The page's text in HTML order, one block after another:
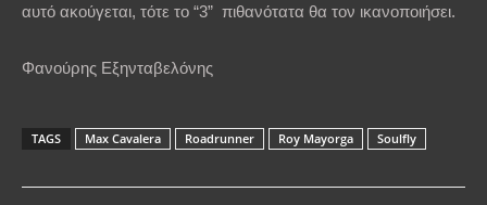
αυτό ακούγεται, τότε το “3” πιθανότατα θα τον ικανοποιήσει.
Φανούρης Εξηνταβελόνης
TAGS Max Cavalera Roadrunner Roy Mayorga Soulfly